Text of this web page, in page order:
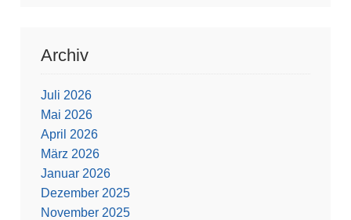
Archiv
Juli 2026
Mai 2026
April 2026
März 2026
Januar 2026
Dezember 2025
November 2025